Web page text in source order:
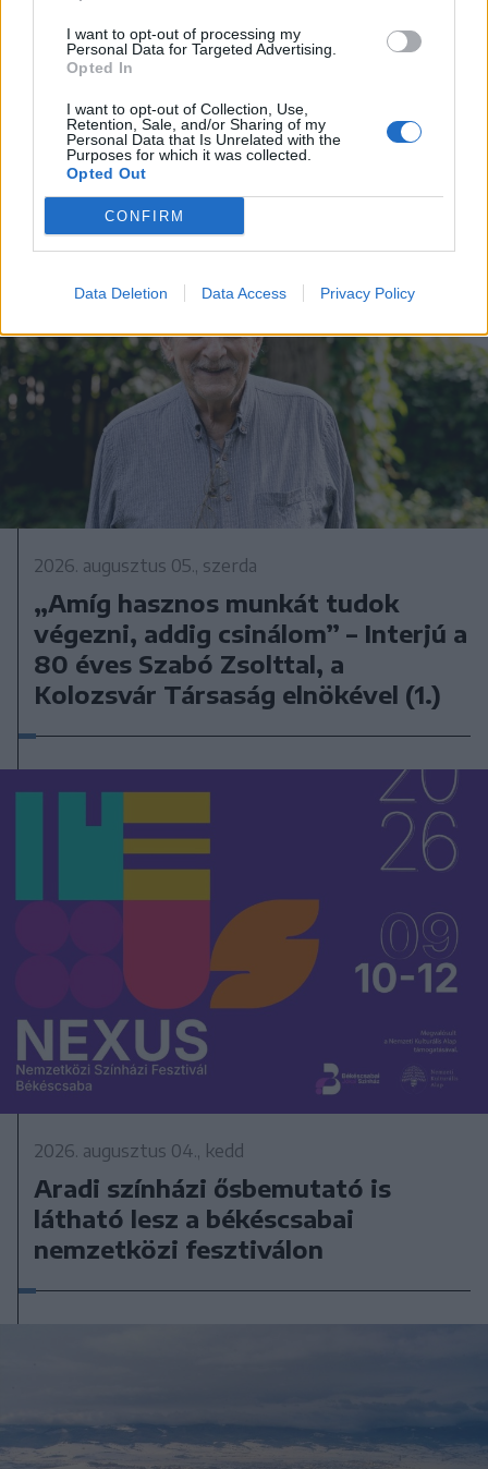
I want to opt-out of processing my
Personal Data for Targeted Advertising.
Opted In
I want to opt-out of Collection, Use,
Retention, Sale, and/or Sharing of my
Personal Data that Is Unrelated with the
Purposes for which it was collected.
Opted Out
CONFIRM
Data Deletion Data Access Privacy Policy
képére formálni a világ egy kis
darabját”. Beszélgetés Szabó
Zsolttal (2.)
2026. augusztus 05., szerda
„Amíg hasznos munkát tudok
végezni, addig csinálom” – Interjú a
80 éves Szabó Zsolttal, a
Kolozsvár Társaság elnökével (1.)
2026. augusztus 04., kedd
Aradi színházi ősbemutató is
látható lesz a békéscsabai
nemzetközi fesztiválon